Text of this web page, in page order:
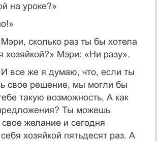
на уроке?»
сколько раз ты бы хотела
хозяйкой?» Мэри: «Ни разу».
все же я думаю, что, если ты
свое решение, мы могли бы
такую возможность, А как
Ты можешь
свое желание и сегодня
хозяйкой пятьдесят раз. А